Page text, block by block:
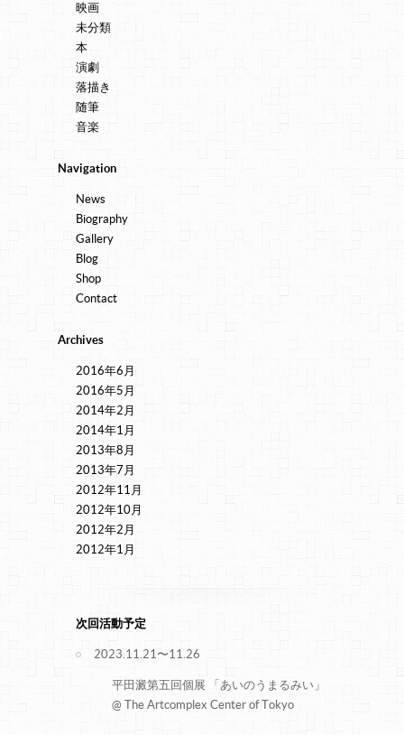
映画
未分類
本
演劇
落描き
随筆
音楽
Navigation
News
Biography
Gallery
Blog
Shop
Contact
Archives
2016年6月
2016年5月
2014年2月
2014年1月
2013年8月
2013年7月
2012年11月
2012年10月
2012年2月
2012年1月
次回活動予定
2023.11.21〜11.26
平田澱第五回個展 「あいのうまるみい」
@ The Artcomplex Center of Tokyo